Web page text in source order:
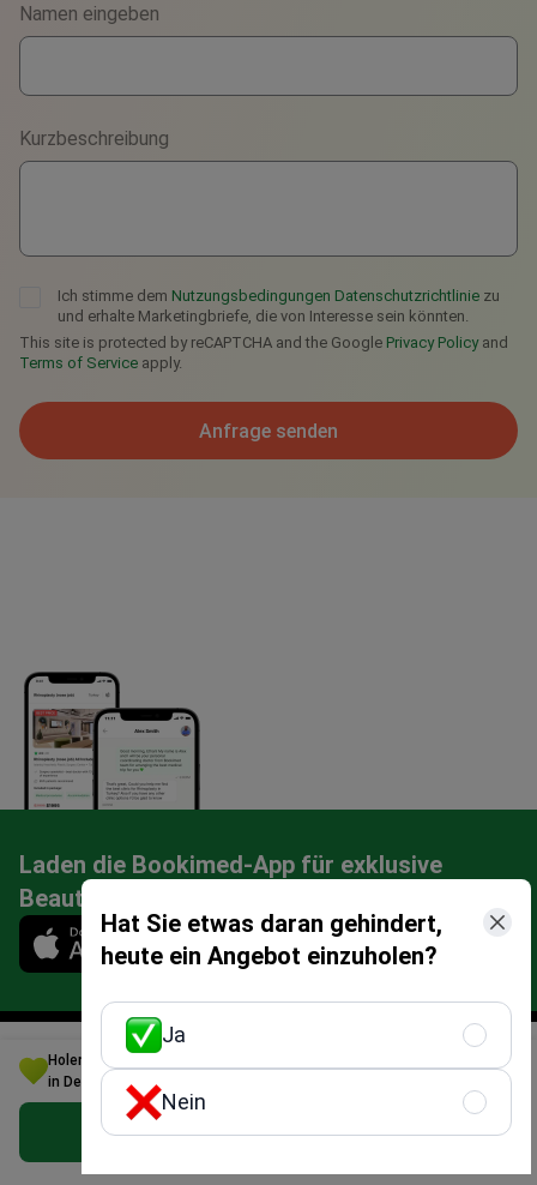
Holen Sie sich die beste Skoliose Behandlungsoption für Ihr Budget
in Deutschland
Kostenloses persönliches Angebot erhalten
WhatsApp
Viber
Telegram
Namen eingeben
Kurzbeschreibung
Ich stimme dem Nutzungsbedingungen Datenschutzrichtlinie zu
und erhalte Marketingbriefe, die von Interesse sein könnten.
This site is protected by reCAPTCHA and the Google Privacy Policyand
Terms of Service apply.
Anfrage senden
Hat Sie etwas daran gehindert,
heute ein Angebot einzuholen?
Ja
Nein
Laden die Bookimed-App für exklusive
Beauty-Angebote
Mobile app illustration
Behandlungssuchservice